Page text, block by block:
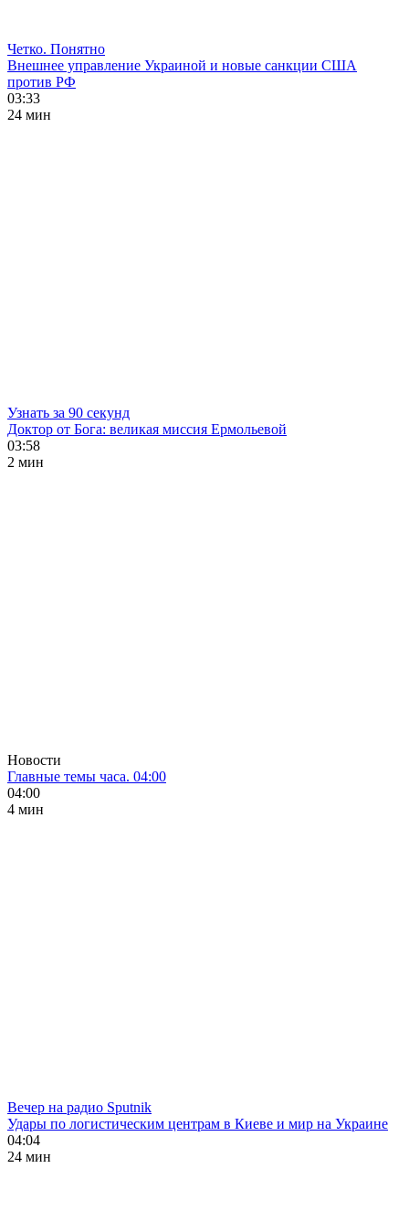
Четко. Понятно
Внешнее управление Украиной и новые санкции США
против РФ
03:33
24 мин
Узнать за 90 секунд
Доктор от Бога: великая миссия Ермольевой
03:58
2 мин
Новости
Главные темы часа. 04:00
04:00
4 мин
Вечер на радио Sputnik
Удары по логистическим центрам в Киеве и мир на Украине
04:04
24 мин